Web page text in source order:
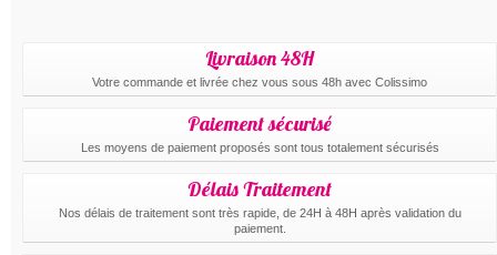
Livraison 48H
Votre commande et livrée chez vous sous 48h avec Colissimo
Paiement sécurisé
Les moyens de paiement proposés sont tous totalement sécurisés
Délais Traitement
Nos délais de traitement sont très rapide, de 24H à 48H après validation du
paiement.